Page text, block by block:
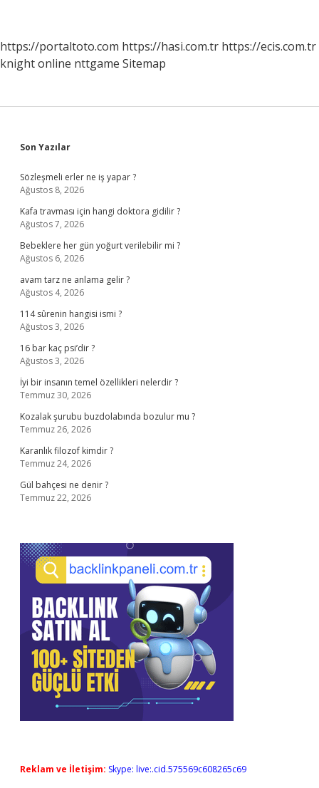
https://portaltoto.com https://hasi.com.tr https://ecis.com.tr
knight online nttgame Sitemap
Sidebar
Son Yazılar
Sözleşmeli erler ne iş yapar ?
Ağustos 8, 2026
Kafa travması için hangi doktora gidilir ?
Ağustos 7, 2026
Bebeklere her gün yoğurt verilebilir mi ?
Ağustos 6, 2026
avam tarz ne anlama gelir ?
Ağustos 4, 2026
114 sûrenin hangisi ismi ?
Ağustos 3, 2026
16 bar kaç psi’dir ?
Ağustos 3, 2026
İyi bir insanın temel özellikleri nelerdir ?
Temmuz 30, 2026
Kozalak şurubu buzdolabında bozulur mu ?
Temmuz 26, 2026
Karanlık filozof kimdir ?
Temmuz 24, 2026
Gül bahçesi ne denir ?
Temmuz 22, 2026
Reklam ve İletişim: Skype: live:.cid.575569c608265c69